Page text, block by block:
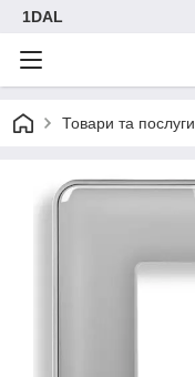
1DAL
Товари та послуги